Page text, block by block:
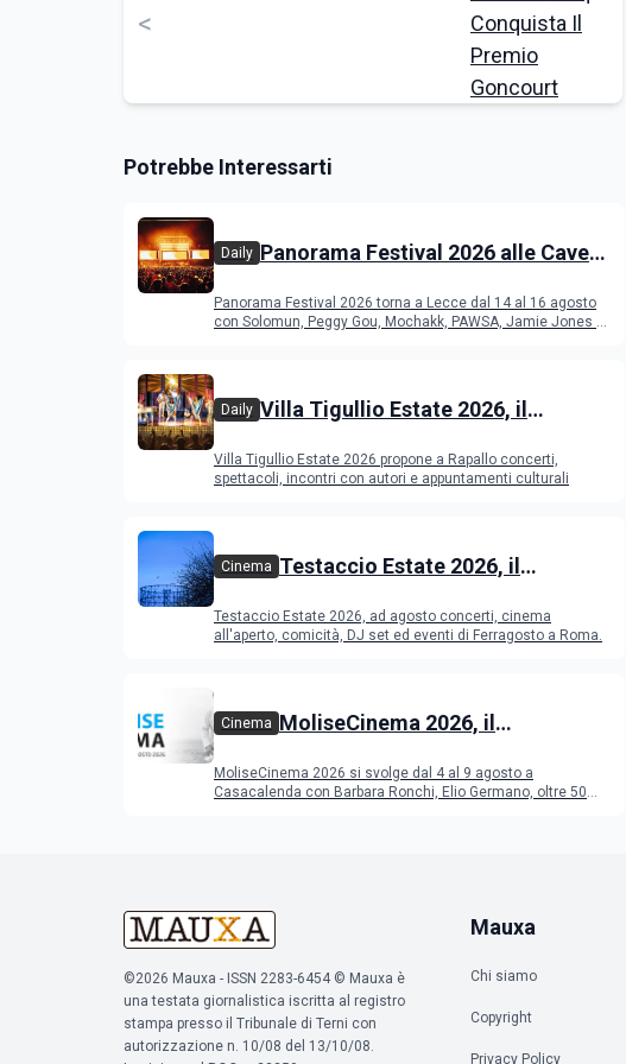
<
Potrebbe Interessarti
Daily Panorama Festival 2026 alle Cave
programma
Panorama Festival 2026 torna a Lecce dal 14 al 16 agosto
con Solomun, Peggy Gou, Mochakk, PAWSA, Jamie Jones e
Daily Villa Tigullio Estate 2026, il
Villa Tigullio Estate 2026 propone a Rapallo concerti,
spettacoli, incontri con autori e appuntamenti culturali
Cinema Testaccio Estate 2026, il
Ferragosto
Testaccio Estate 2026, ad agosto concerti, cinema
all'aperto, comicità, DJ set ed eventi di Ferragosto a Roma.
Cinema MoliseCinema 2026, il
MoliseCinema 2026 si svolge dal 4 al 9 agosto a
Casacalenda con Barbara Ronchi, Elio Germano, oltre 50
©2026 Mauxa - ISSN 2283-6454 © Mauxa è
una testata giornalistica iscritta al registro
stampa presso il Tribunale di Terni con
autorizzazione n. 10/08 del 13/10/08.
Mauxa
Chi siamo
Copyright
Privacy Policy